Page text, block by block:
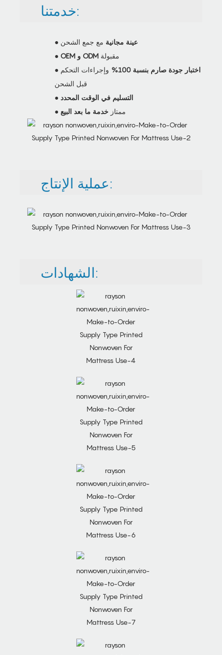
خدمتنا:
● عينة مجانية مع جمع الشحن
●
OEM و ODM مقبولة
●
اختبار جودة صارم بنسبة 100%
وإجراءات التحكم
قبل الشحن
● التسليم في الوقت المحدد
● ممتاز خدمة ما بعد البيع
عملية الإنتاج:
الشهادات: